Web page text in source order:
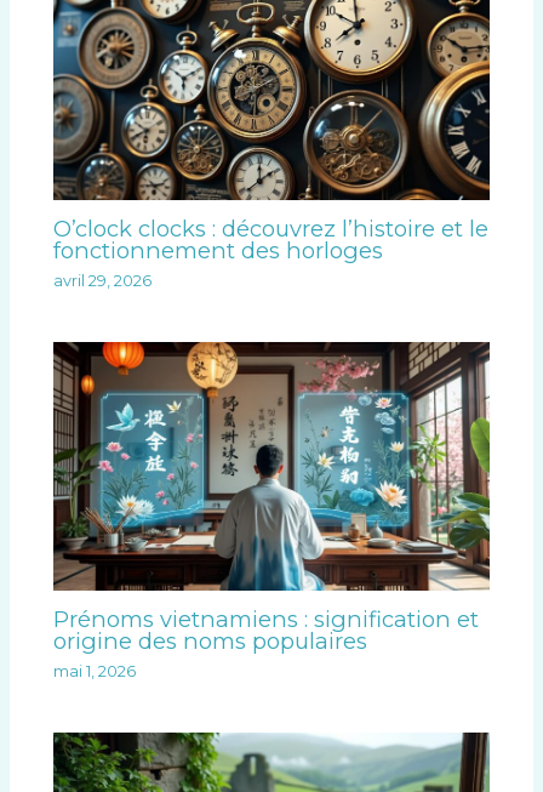
O’clock clocks : découvrez l’histoire et le
fonctionnement des horloges
avril 29, 2026
Prénoms vietnamiens : signification et
origine des noms populaires
mai 1, 2026